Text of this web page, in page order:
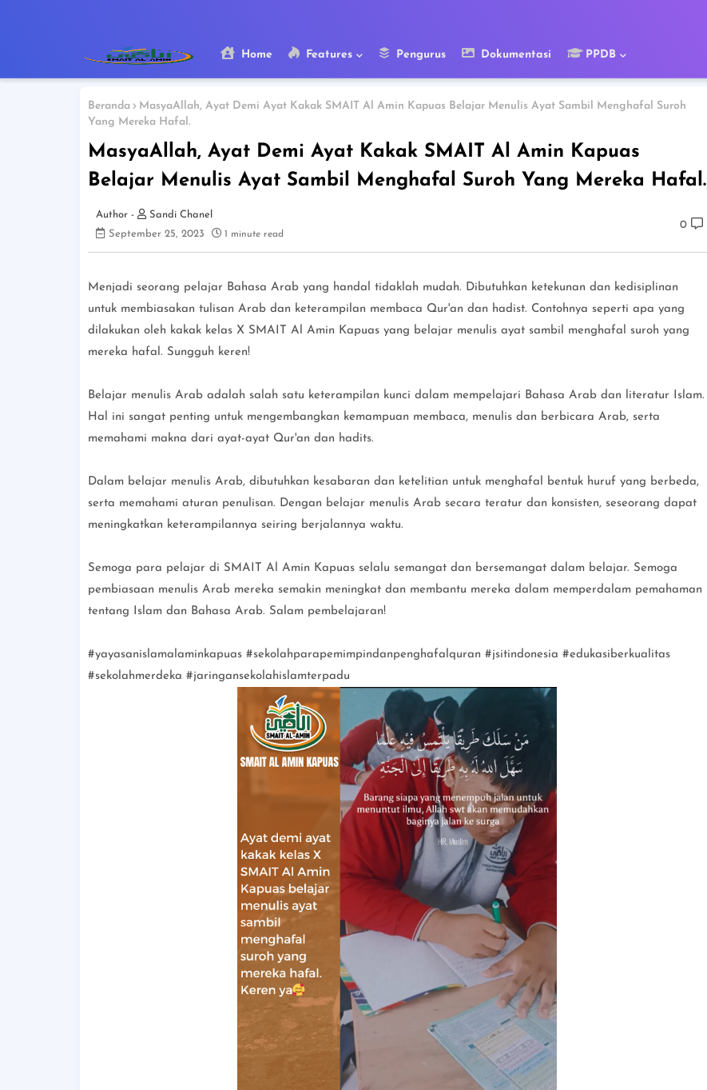
Home Features Pengurus Dokumentasi PPDB
Beranda
MasyaAllah, Ayat Demi Ayat Kakak SMAIT Al Amin Kapuas Belajar Menulis Ayat Sambil Menghafal Suroh
Yang Mereka Hafal.
MasyaAllah, Ayat Demi Ayat Kakak SMAIT Al Amin Kapuas
Belajar Menulis Ayat Sambil Menghafal Suroh Yang Mereka Hafal.
Sandi Chanel
September 25, 2023
1 minute read
0
Menjadi seorang pelajar Bahasa Arab yang handal tidaklah mudah. Dibutuhkan ketekunan dan kedisiplinan
untuk membiasakan tulisan Arab dan keterampilan membaca Qur'an dan hadist. Contohnya seperti apa yang
dilakukan oleh kakak kelas X SMAIT Al Amin Kapuas yang belajar menulis ayat sambil menghafal suroh yang
mereka hafal. Sungguh keren!
Belajar menulis Arab adalah salah satu keterampilan kunci dalam mempelajari Bahasa Arab dan literatur Islam.
Hal ini sangat penting untuk mengembangkan kemampuan membaca, menulis dan berbicara Arab, serta
memahami makna dari ayat-ayat Qur'an dan hadits.
Dalam belajar menulis Arab, dibutuhkan kesabaran dan ketelitian untuk menghafal bentuk huruf yang berbeda,
serta memahami aturan penulisan. Dengan belajar menulis Arab secara teratur dan konsisten, seseorang dapat
meningkatkan keterampilannya seiring berjalannya waktu.
Semoga para pelajar di SMAIT Al Amin Kapuas selalu semangat dan bersemangat dalam belajar. Semoga
pembiasaan menulis Arab mereka semakin meningkat dan membantu mereka dalam memperdalam pemahaman
tentang Islam dan Bahasa Arab. Salam pembelajaran!
#yayasanislamalaminkapuas #sekolahparapemimpindanpenghafalquran #jsitindonesia #edukasiberkualitas
#sekolahmerdeka #jaringansekolahislamterpadu